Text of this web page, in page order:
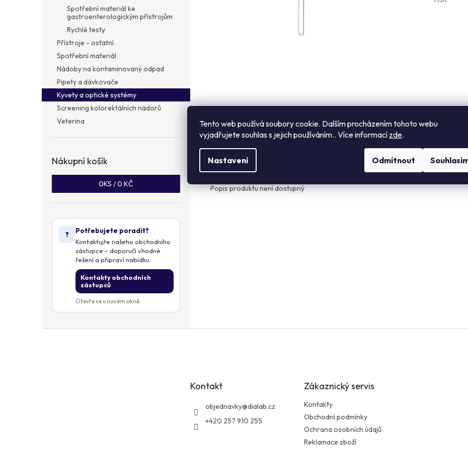
Tento web používá soubory cookie. Dalším procházením tohoto webu
vyjadřujete souhlas s jejich používáním.. Více informací zde.
Nastavení Odmítnout
Spotřební materiál ke
gastroenterologickým přístrojům
Rychlé testy
Přístroje - ostatní
Spotřební materiál
Nádoby na kontaminovaný odpad
Pipety a dávkovače
Kyvety a optické systémy
Screening kolorektálních nádorů
Veterina
Nákupní košík
0KS /0 KČ
? Potřebujete poradit?
Kontaktujte našeho obchodního
zástupce – doporučí vhodné
řešení a připraví nabídku.
Kontakty obchodních
zástupců
Otevře se v novém okně.
Popis Návod k použití Hodnocení Diskuze
Detailní popis produktu
Popis produktu není dostupný
Kontakt
objednavky@dialab.cz
+420 257 910 255
Zákaznický servis
Kontakty
Obchodní podmínky
Ochrana osobních údajů
Reklamace zboží